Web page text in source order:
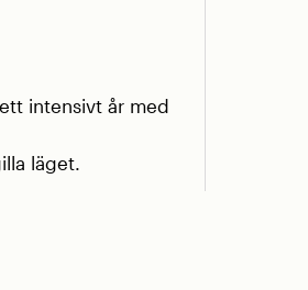
intensivt år med
läget.